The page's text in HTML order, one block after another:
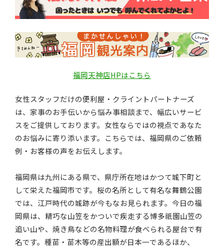
福岡天神店HPはこちら
女性スタッフだけの便利屋・クライントパートナーズ
は、家事のお手伝いから悩み事相談まで、幅広いサービ
スをご提供しております。女性ならではの視点であなた
のお悩みに寄り添います。こちらでは、福岡県のご依頼
例・お客様の声をお伝えします。
福岡県は九州にある県で、県庁所在地はかつて城下町と
して栄えた福岡市です。桜の名所として有名な舞鶴公園
では、江戸時代の城跡が今もなお見られます。今日の福
岡県は、精巧な山笠をかついで疾走する博多祇園山笠の
追い山や、焼き鳥などの名物料理が食べられる屋台で有
名です。種苗・苗木等の産出額が日本一であるほか、